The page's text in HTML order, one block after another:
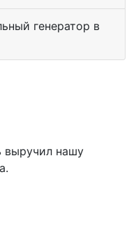
генератор в
выручил нашу